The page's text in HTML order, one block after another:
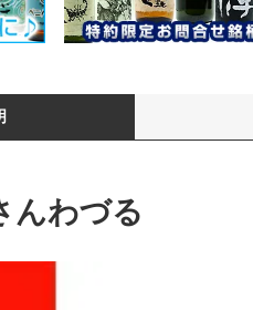
んわづる